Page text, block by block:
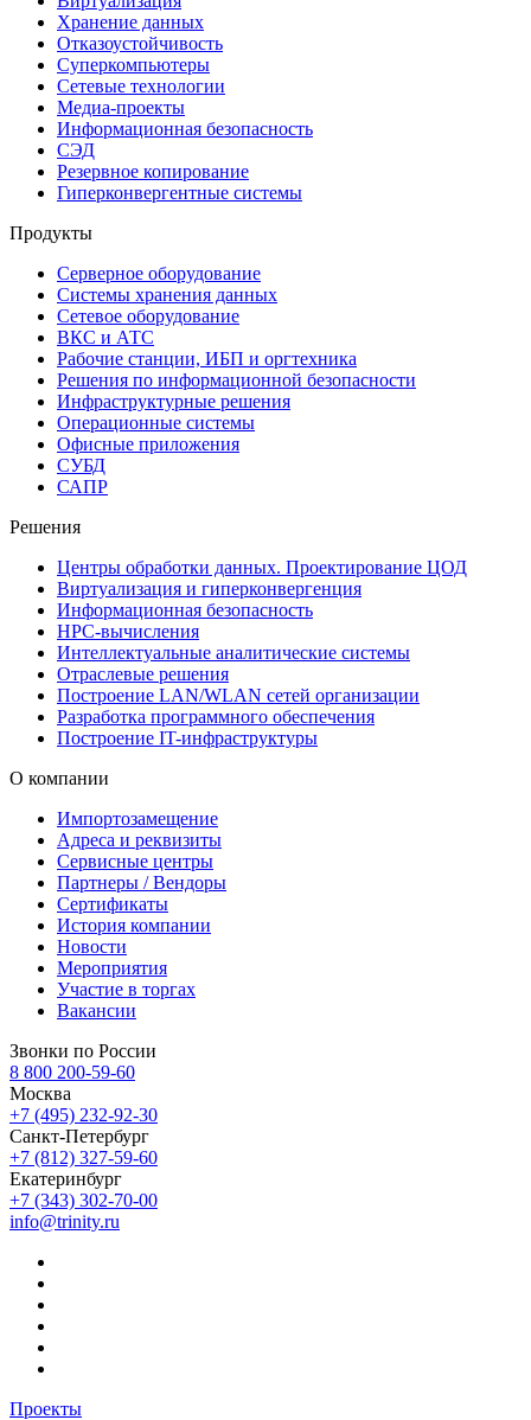
Хранение данных
Отказоустойчивость
Суперкомпьютеры
Сетевые технологии
Медиа-проекты
Информационная безопасность
СЭД
Резервное копирование
Гиперконвергентные системы
Продукты
Серверное оборудование
Системы хранения данных
Сетевое оборудование
ВКС и АТС
Рабочие станции, ИБП и оргтехника
Решения по информационной безопасности
Инфраструктурные решения
Операционные системы
Офисные приложения
СУБД
САПР
Решения
Центры обработки данных. Проектирование ЦОД
Виртуализация и гиперконвергенция
Информационная безопасность
HPC-вычисления
Интеллектуальные аналитические системы
Отраслевые решения
Построение LAN/WLAN сетей организации
Разработка программного обеспечения
Построение IT-инфраструктуры
О компании
Импортозамещение
Адреса и реквизиты
Сервисные центры
Партнеры / Вендоры
Сертификаты
История компании
Новости
Мероприятия
Участие в торгах
Вакансии
Звонки по России
8 800 200-59-60
Москва
+7 (495) 232-92-30
Санкт-Петербург
+7 (812) 327-59-60
Екатеринбург
+7 (343) 302-70-00
info@trinity.ru
Проекты